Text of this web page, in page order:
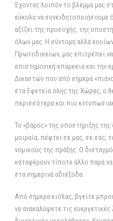
Έχοντας λοιπόν το βλέμμα μας
εύκολα να συνειδητοποιήσουμε
αξίζει της προσοχής, της
όλων μας. Η σύντομη αλλά
Πρωτοδικείων, μας επιτρέπει
επιστημονική επάρκεια και
Δικαστών που από σήμερα
στα Εφετεία όλης της Χώρας, ο
περισσότερα και πιο
Το «βάρος» της υποστήριξης
μοιραία, πέφτει σε μας, σε σας,
νομικούς της πράξης. Ο
καταφέρουν τίποτε άλλο παρά
στα σημερινά αδιέξοδα.
Από σήμερα κιόλας, βγείτε
να ανακαλύψετε τις